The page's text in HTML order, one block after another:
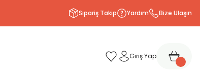
Sipariş Takip Yardım Bize Ulaşın
Giriş Yap